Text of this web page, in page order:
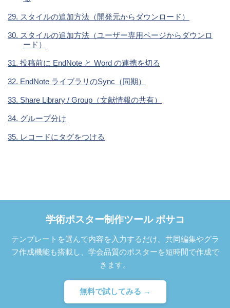
29. スタイルの追加方法（開発元からダウンロード）
30. スタイルの追加方法（ユーザー専用ページからダウンロ
ード）
31. 投稿前に EndNote と Word の連携を切る
32. EndNote ライブラリのSync（同期）
33. Share Library / Group（文献情報の共有）
34. グループ分け
35. レコードにタグをつける
学術ポスター制作ツール ポサコ
テンプレートを選んで内容を入力するだけ。共同編集やグラ
フ作成機能も搭載し、学会品質のポスターを短時間で作成で
きます。
無料で試してみる →